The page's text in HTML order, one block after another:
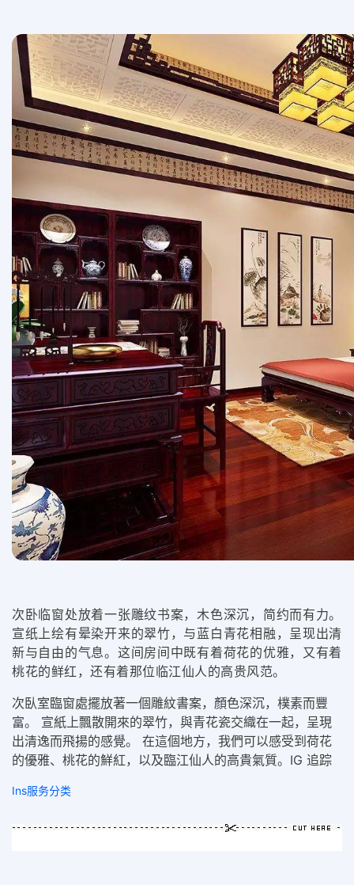
次卧临窗处放着一张雕纹书案，木色深沉，简约而有力。
宣纸上绘有晕染开来的翠竹，与蓝白青花相融，呈现出清
新与自由的气息。这间房间中既有着荷花的优雅，又有着
桃花的鲜红，还有着那位临江仙人的高贵风范。
次臥室臨窗處擺放著一個雕紋書案，顏色深沉，樸素而豐
富。 宣紙上飄散開來的翠竹，與青花瓷交織在一起，呈現
出清逸而飛揚的感覺。 在這個地方，我們可以感受到荷花
的優雅、桃花的鮮紅，以及臨江仙人的高貴氣質。IG 追踪
Ins服务分类